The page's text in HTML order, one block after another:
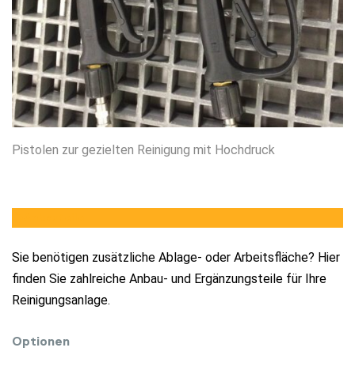
Pistolen zur gezielten Reinigung mit Hochdruck
Sie benötigen zusätzliche Ablage- oder Arbeitsfläche? Hier
finden Sie zahlreiche Anbau- und Ergänzungsteile für Ihre
Reinigungsanlage.
Optionen